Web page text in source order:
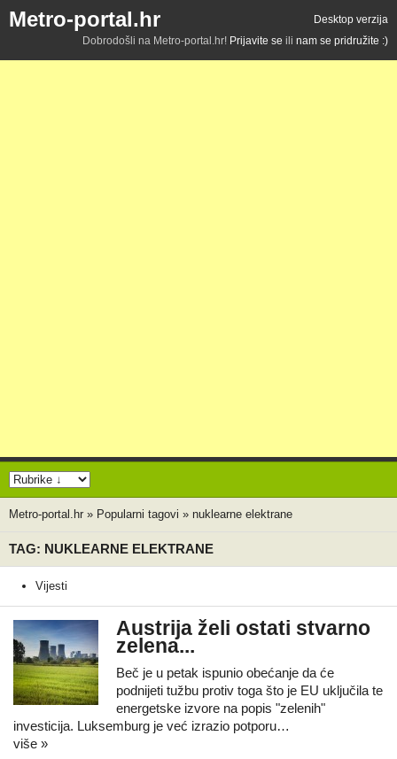
Metro-portal.hr
Desktop verzija
Dobrodošli na Metro-portal.hr! Prijavite se ili nam se pridružite :)
Metro-portal.hr » Popularni tagovi » nuklearne elektrane
TAG: NUKLEARNE ELEKTRANE
Vijesti
Austrija želi ostati stvarno
zelena...
Beč je u petak ispunio obećanje da će
podnijeti tužbu protiv toga što je EU uključila te
energetske izvore na popis "zelenih"
investicija. Luksemburg je već izrazio potporu…
više »